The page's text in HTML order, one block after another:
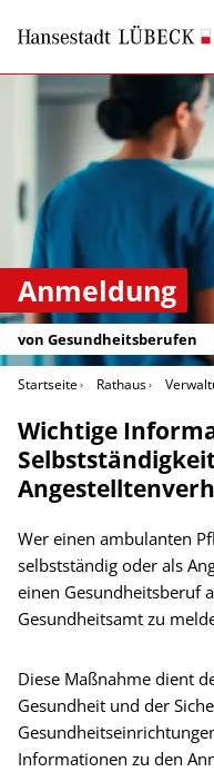
Anmeldung
von Gesundheitsberufen
Startseite Rathaus
Wichtige
Wer einen ambulanten
selbstständig oder als
einen Gesundheitsberuf
Gesundheitsamt zu
Diese Maßnahme dient
Gesundheit und der
Informationen zu den